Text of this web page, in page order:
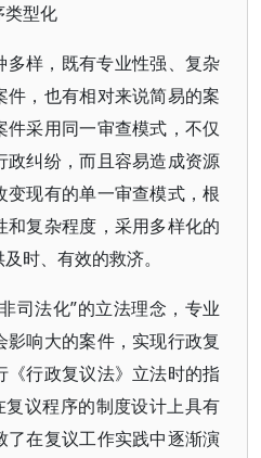
类型化
多样，既有专业性强、复杂
，也有相对来说简易的案
采用同一审查模式，不仅
纠纷，而且容易造成资源
变现有的单一审查模式，根
复杂程度，采用多样化的
时、有效的救济。
司法化”的立法理念，专业
响大的案件，实现行政复
行政复议法》立法时的指
复议程序的制度设计上具有
在复议工作实践中逐渐演